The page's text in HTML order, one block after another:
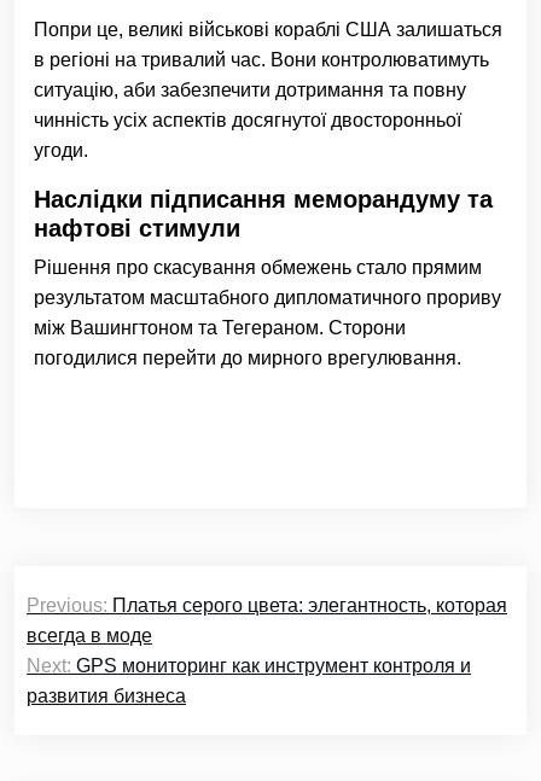
Попри це, великі військові кораблі США залишаться
в регіоні на тривалий час. Вони контролюватимуть
ситуацію, аби забезпечити дотримання та повну
чинність усіх аспектів досягнутої двосторонньої
угоди.
Наслідки підписання меморандуму та
нафтові стимули
Рішення про скасування обмежень стало прямим
результатом масштабного дипломатичного прориву
між Вашингтоном та Тегераном. Сторони
погодилися перейти до мирного врегулювання.
записів
Previous: Платья серого цвета: элегантность, которая
всегда в моде
Next: GPS мониторинг как инструмент контроля и
развития бизнеса